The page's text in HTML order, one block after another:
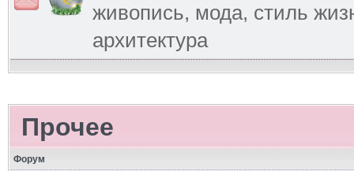
живопись, мода, стиль
архитектура
Прочее
Форум